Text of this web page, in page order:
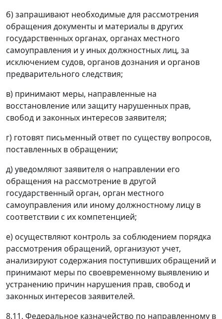
б) запрашивают необходимые для рассмотрения
обращения документы и материалы в других
государственных органах, органах местного
самоуправления и у иных должностных лиц, за
исключением судов, органов дознания и органов
предварительного следствия;
в) принимают меры, направленные на
восстановление или защиту нарушенных прав,
свобод и законных интересов заявителя;
г) готовят письменный ответ по существу вопросов,
поставленных в обращении;
д) уведомляют заявителя о направлении его
обращения на рассмотрение в другой
государственный орган, орган местного
самоуправления или иному должностному лицу в
соответствии с их компетенцией;
е) осуществляют контроль за соблюдением порядка
рассмотрения обращений, организуют учет,
анализируют содержания поступивших обращений и
принимают меры по своевременному выявлению и
устранению причин нарушения прав, свобод и
законных интересов заявителей.
8.11. Федеральное казначейство по направленному в